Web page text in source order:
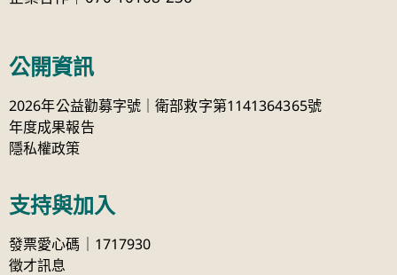
公開資訊
2026年公益勸募字號｜衛部救字第1141364365號
年度成果報告
隱私權政策
支持與加入
發票愛心碼｜1717930
徵才訊息